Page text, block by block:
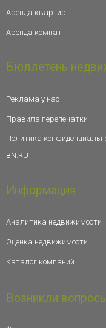
Аренда квартир
Аренда комнат
Бюллетень
Реклама у нас
Правила перепечатки
Политика
BN.RU
Информация
Аналитика недвижимости
Оценка недвижимости
Каталог компаний
Возникли